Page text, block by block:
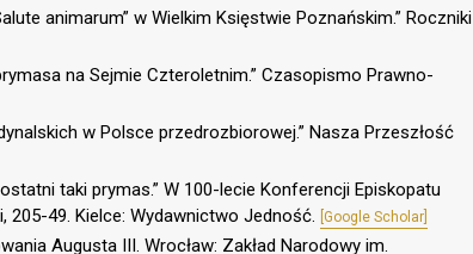
animarum” w Wielkim Księstwie Poznańskim.” Roczniki
na Sejmie Czteroletnim.” Czasopismo Prawno-
w Polsce przedrozbiorowej.” Nasza Przeszłość
taki prymas.” W 100-lecie Konferencji Episkopatu
205-49. Kielce: Wydawnictwo Jedność. [Google Scholar]
Augusta III. Wrocław: Zakład Narodowy im.